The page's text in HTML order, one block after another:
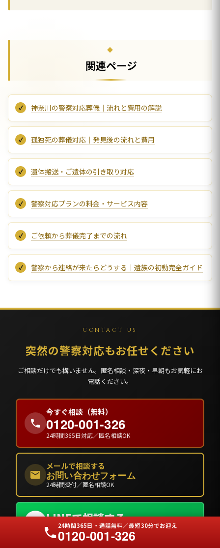
関連ページ
神奈川の警察対応葬儀｜流れと費用の解説
孤独死の葬儀対応｜発見後の流れと費用
遺体搬送・ご遺体の引き取り対応
警察対応プランの料金・サービス内容
ご依頼から葬儀完了までの流れ
警察から連絡が来たらどうする｜遺族の初動完全ガイド
CONTACT US
突然の警察対応もお任せください
ご相談だけでも構いません。匿名相談・深夜・早朝もお気軽にお
電話ください。
今すぐ相談（無料）
0120-001-326
24時間365日対応／匿名相談OK
メールで相談する
お問い合わせフォーム
24時間受付／匿名相談OK
LINEで相談する
24時間受付中
24時間365日・通話無料／最短30分でお迎え
0120-001-326